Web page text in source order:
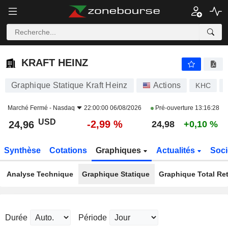
KRAFT HEINZ
KRAFT HEINZ
Graphique Statique Kraft Heinz Actions KHC
Marché Fermé - Nasdaq 22:00:00 06/08/2026 Pré-ouverture 13:16:28
24,96 USD -2,99 % 24,98 +0,10 %
Synthèse Cotations Graphiques Actualités
Analyse Technique Graphique Statique Graphique Total
Durée Période